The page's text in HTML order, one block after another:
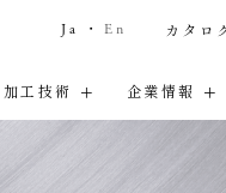
Ja ・ En カタロ
工技術 企業情報